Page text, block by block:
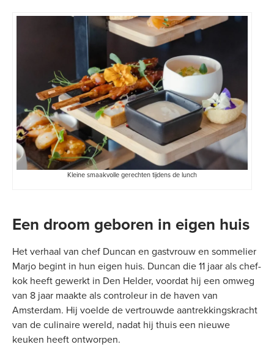
Kleine smaakvolle gerechten tijdens de lunch
Een droom geboren in eigen huis
Het verhaal van chef Duncan en gastvrouw en sommelier
Marjo begint in hun eigen huis. Duncan die 11 jaar als chef-
kok heeft gewerkt in Den Helder, voordat hij een omweg
van 8 jaar maakte als controleur in de haven van
Amsterdam. Hij voelde de vertrouwde aantrekkingskracht
van de culinaire wereld, nadat hij thuis een nieuwe
keuken heeft ontworpen.